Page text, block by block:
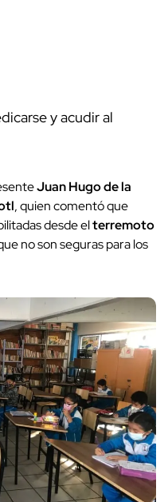
y acudir al
Juan Hugo de la
, quien comentó que
desde elterremoto
no son seguras para los